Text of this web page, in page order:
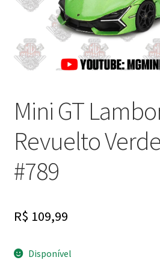
Finalizar Compra
Dúvidas
Mini GT
Revuelto
#789
R$ 109,99
Disponível